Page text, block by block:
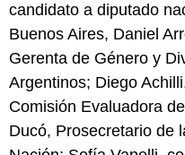
candidato a diputado
Buenos Aires, Daniel
Gerenta de Género y
Argentinos; Diego
Comisión Evaluadora
Ducó, Prosecretario de